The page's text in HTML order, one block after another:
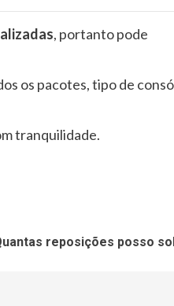
, portanto pode
os pacotes, tipo de
tranquilidade.
reposições posso